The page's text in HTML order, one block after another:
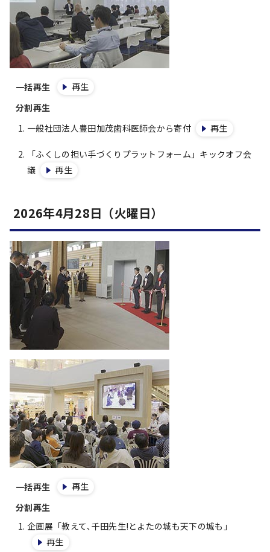
一括再生
再生
分割再生
一般社団法人豊田加茂歯科医師会から寄付
再生
「ふくしの担い手づくりプラットフォーム」キックオフ会
議
再生
2026年4月28日（火曜日）
一括再生
再生
分割再生
企画展「教えて､千田先生!とよたの城も天下の城も」
再生